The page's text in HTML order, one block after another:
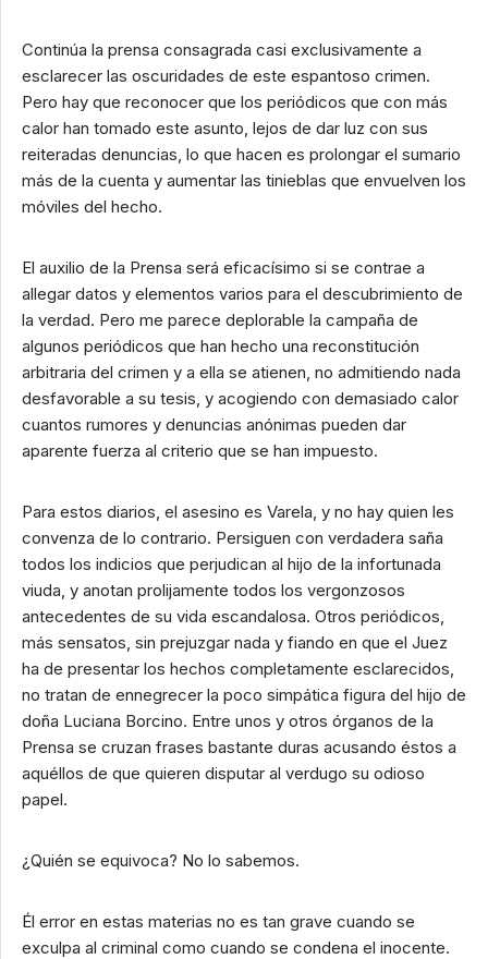
Continúa la prensa consagrada casi exclusivamente a
esclarecer las oscuridades de este espantoso crimen.
Pero hay que reconocer que los periódicos que con más
calor han tomado este asunto, lejos de dar luz con sus
reiteradas denuncias, lo que hacen es prolongar el sumario
más de la cuenta y aumentar las tinieblas que envuelven los
móviles del hecho.
El auxilio de la Prensa será eficacísimo si se contrae a
allegar datos y elementos varios para el descubrimiento de
la verdad. Pero me parece deplorable la campaña de
algunos periódicos que han hecho una reconstitución
arbitraria del crimen y a ella se atienen, no admitiendo nada
desfavorable a su tesis, y acogiendo con demasiado calor
cuantos rumores y denuncias anónimas pueden dar
aparente fuerza al criterio que se han impuesto.
Para estos diarios, el asesino es Varela, y no hay quien les
convenza de lo contrario. Persiguen con verdadera saña
todos los indicios que perjudican al hijo de la infortunada
viuda, y anotan prolijamente todos los vergonzosos
antecedentes de su vida escandalosa. Otros periódicos,
más sensatos, sin prejuzgar nada y fiando en que el Juez
ha de presentar los hechos completamente esclarecidos,
no tratan de ennegrecer la poco simpática figura del hijo de
doña Luciana Borcino. Entre unos y otros órganos de la
Prensa se cruzan frases bastante duras acusando éstos a
aquéllos de que quieren disputar al verdugo su odioso
papel.
¿Quién se equivoca? No lo sabemos.
Él error en estas materias no es tan grave cuando se
exculpa al criminal como cuando se condena el inocente.